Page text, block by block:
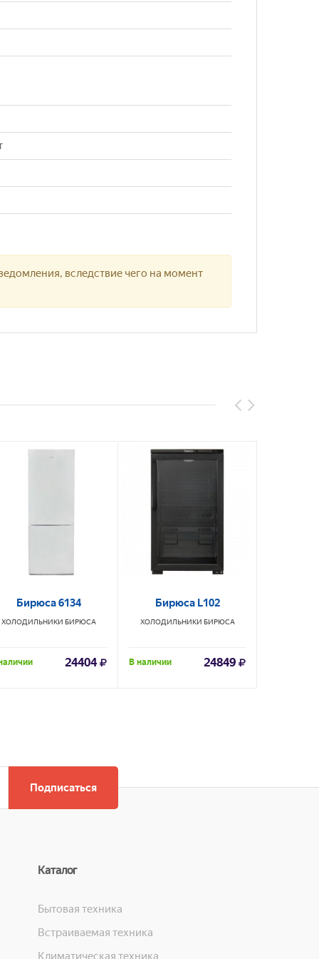
вследствие чего на момент
Бирюса 6134
ХОЛОДИЛЬНИКИ БИРЮСА
24404
Бирюса L102
ХОЛОДИЛЬНИКИ БИРЮСА
В наличии 24849
Подписаться
Каталог
Бытовая техника
Встраиваемая техника
Климатическая техника